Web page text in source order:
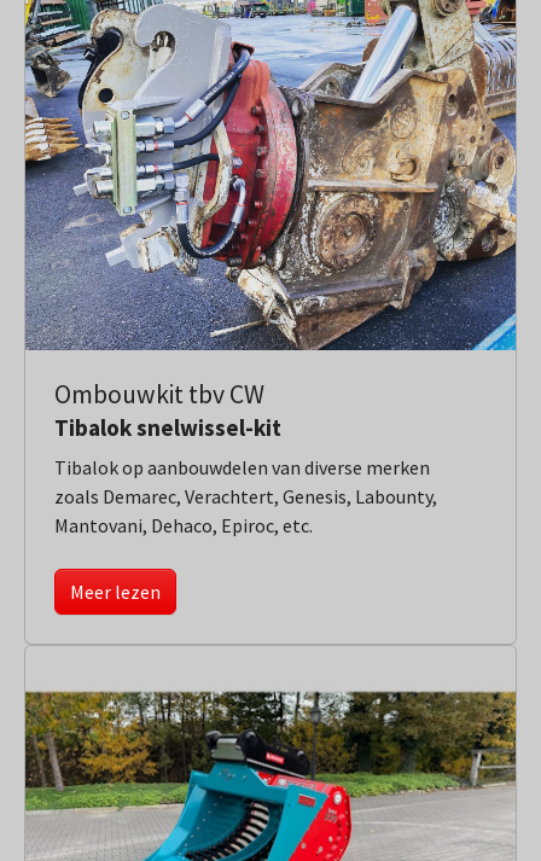
Ombouwkit tbv CW
Tibalok snelwissel-kit
Tibalok op aanbouwdelen van diverse merken
zoals Demarec, Verachtert, Genesis, Labounty,
Mantovani, Dehaco, Epiroc, etc.
Meer lezen